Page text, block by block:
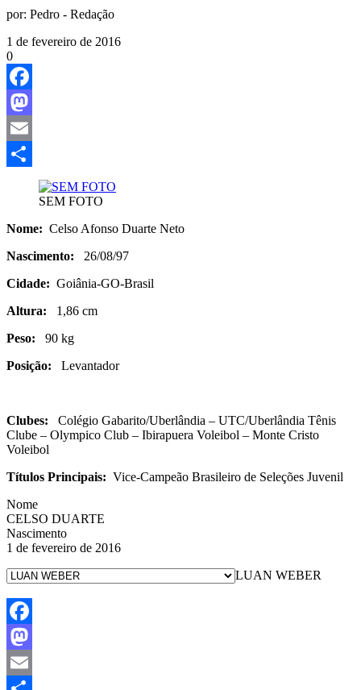
por: Pedro - Redação
1 de fevereiro de 2016
0
Facebook
Mastodon
Email
SEM FOTO
Nome: Celso Afonso Duarte Neto
Nascimento: 26/08/97
Cidade: Goiânia-GO-Brasil
Altura: 1,86 cm
Peso: 90 kg
Posição: Levantador
Clubes: Colégio Gabarito/Uberlândia – UTC/Uberlândia Tênis
Clube – Olympico Club – Ibirapuera Voleibol – Monte Cristo
Voleibol
Títulos Principais: Vice-Campeão Brasileiro de Seleções Juvenil
Nome
CELSO DUARTE
Nascimento
1 de fevereiro de 2016
LUAN WEBER
Facebook
Mastodon